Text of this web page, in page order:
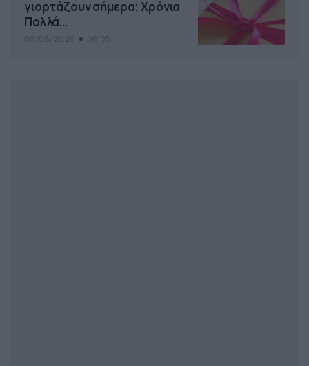
γιορτάζουν σήμερα; Χρόνια
Πολλά…